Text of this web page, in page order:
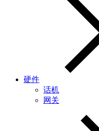
硬件
话机
网关